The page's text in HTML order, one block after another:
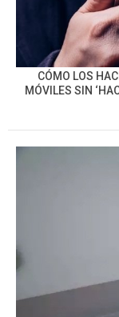
CÓMO LOS
MÓVILES SIN